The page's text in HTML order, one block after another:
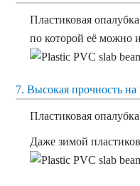
Пластиковая
по которой её можно
7. Высокая прочность на
Пластиковая
Даже зимой